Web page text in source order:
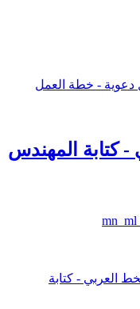
- خطة العمل
- كتابة المهندس
العربي - كتابة